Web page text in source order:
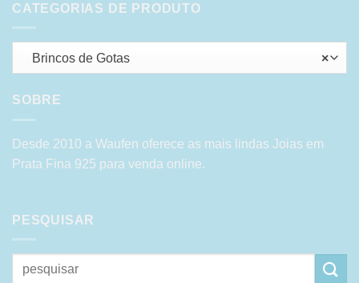
CATEGORIAS DE PRODUTO
×
Brincos de Gotas
SOBRE
Desde 2010 a Waufen oferece as mais lindas Joias em
Prata Fina 925 para venda online.
PESQUISAR
Pesquisar
por: